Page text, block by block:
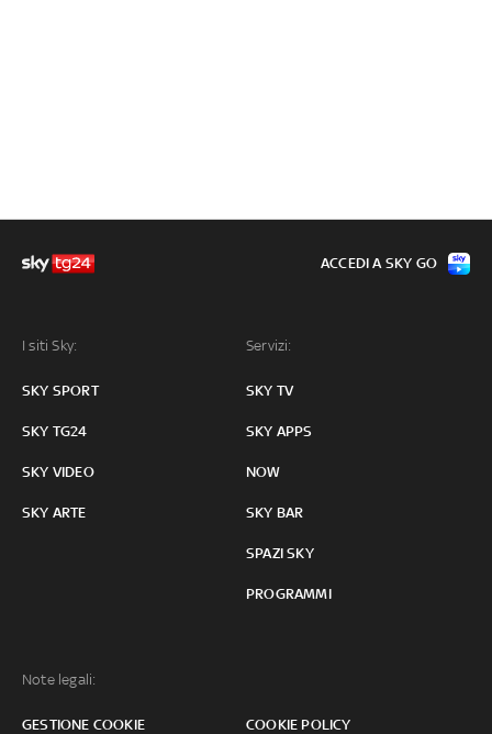
I siti Sky:
SKY SPORT
SKY TG24
SKY VIDEO
SKY ARTE
Servizi:
SKY TV
SKY APPS
NOW
SKY BAR
SPAZI SKY
PROGRAMMI
Note legali:
GESTIONE COOKIE COOKIE POLICY
ACCEDI A SKY GO